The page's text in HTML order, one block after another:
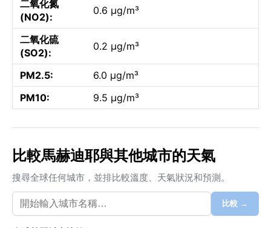
二氧化氮
(NO2):
0.6 µg/m³
二氧化硫
(SO2):
0.2 µg/m³
PM2.5:
6.0 µg/m³
PM10:
9.5 µg/m³
比較馬赫迪耶與其他城市的天氣
搜尋全球任何城市，並排比較溫度、天氣狀況和預測。
比較 →